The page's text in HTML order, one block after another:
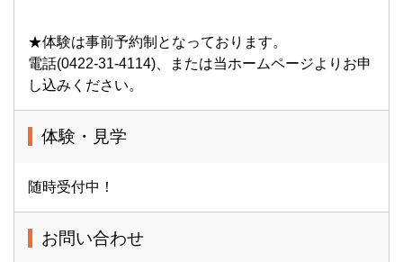
★体験は事前予約制となっております。
電話(0422-31-4114)、または当ホームページよりお申
し込みください。
体験・見学
随時受付中！
お問い合わせ